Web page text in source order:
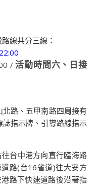
線共分三線：
/活動時間六、日接
路、五甲南路四周接有
指示牌、引導路線指示
台中港方向直行臨海路
路(台16省道)往大安方
路下快速道路後沿著指